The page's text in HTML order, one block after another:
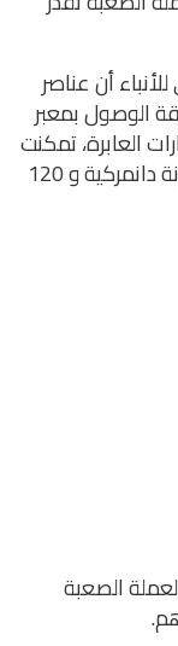
أن عناصر
الوصول بمعبر
العابرة، تمكنت
من ضبط 17 مليون و 264 ألف و 600 كرونة دانمركية و 120
الصعبة